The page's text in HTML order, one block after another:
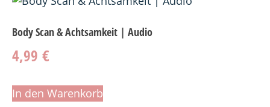
Body Scan & Achtsamkeit | Audio
4,99 €
In den Warenkorb